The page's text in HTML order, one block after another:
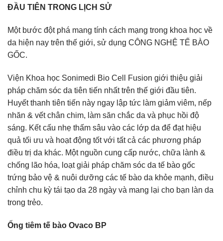
ĐẦU TIÊN TRONG LỊCH SỬ
Một bước đột phá mang tính cách mạng trong khoa học về
da hiện nay trên thế giới, sử dụng CÔNG NGHỆ TẾ BÀO
GỐC.
Viện Khoa học Sonimedi Bio Cell Fusion giới thiệu giải
pháp chăm sóc da tiên tiến nhất trên thế giới đầu tiên.
Huyết thanh tiên tiến này ngay lập tức làm giảm viêm, nếp
nhăn & vết chân chim, làm săn chắc da và phục hồi độ
sáng. Kết cấu nhẹ thấm sâu vào các lớp da để đạt hiệu
quả tối ưu và hoạt động tốt với tất cả các phương pháp
điều trị da khác. Một nguồn cung cấp nước, chữa lành &
chống lão hóa, loạt giải pháp chăm sóc da tế bào gốc
trứng bảo vệ & nuôi dưỡng các tế bào da khỏe mạnh, điều
chỉnh chu kỳ tái tạo da 28 ngày và mang lại cho bạn làn da
trong trẻo.
Ống tiêm tế bào Ovaco BP